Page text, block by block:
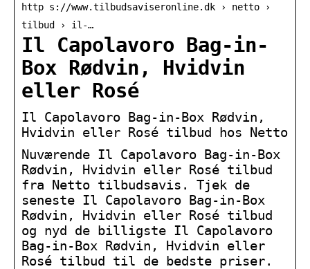
http s://www.tilbudsaviseronline.dk › netto ›
tilbud › il-…
Il Capolavoro Bag-in-
Box Rødvin, Hvidvin
eller Rosé
Il Capolavoro Bag-in-Box Rødvin,
Hvidvin eller Rosé tilbud hos Netto
Nuværende Il Capolavoro Bag-in-Box
Rødvin, Hvidvin eller Rosé tilbud
fra Netto tilbudsavis. Tjek de
seneste Il Capolavoro Bag-in-Box
Rødvin, Hvidvin eller Rosé tilbud
og nyd de billigste Il Capolavoro
Bag-in-Box Rødvin, Hvidvin eller
Rosé tilbud til de bedste priser.